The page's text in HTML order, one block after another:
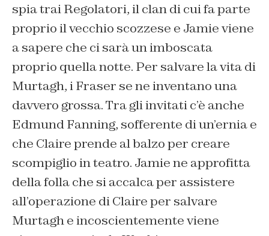
spia trai Regolatori, il clan di cui fa parte
proprio il vecchio scozzese e Jamie viene
a sapere che ci sarà un imboscata
proprio quella notte. Per salvare la vita di
Murtagh, i Fraser se ne inventano una
davvero grossa. Tra gli invitati c’è anche
Edmund Fanning, sofferente di un’ernia e
che Claire prende al balzo per creare
scompiglio in teatro. Jamie ne approfitta
della folla che si accalca per assistere
all’operazione di Claire per salvare
Murtagh e incoscientemente viene